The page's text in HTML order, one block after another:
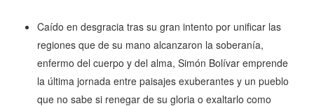
Caído en desgracia tras su gran intento por unificar las
regiones que de su mano alcanzaron la soberanía,
enfermo del cuerpo y del alma, Simón Bolívar emprende
la última jornada entre paisajes exuberantes y un pueblo
que no sabe si renegar de su gloria o exaltarlo como